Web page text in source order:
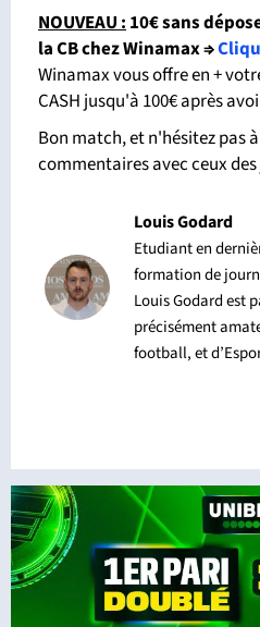
NOUVEAU :10€ sans
la CB chez Winamax⇒
Winamax vous offre en +
CASH jusqu'à 100€ après
Bon match, et n'hésitez pas
commentaires avec ceux
Louis Godard
Etudiant en
formation de
Louis Godard est
précisément
football, et